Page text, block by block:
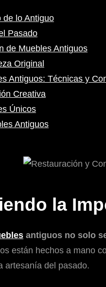
de lo Antiguo
Pasado
de Muebles Antiguos
Original
Antiguos: Técnicas y
Creativa
Únicos
Antiguos
la
antiguos no solo
están hechos a mano
artesanía del pasado.